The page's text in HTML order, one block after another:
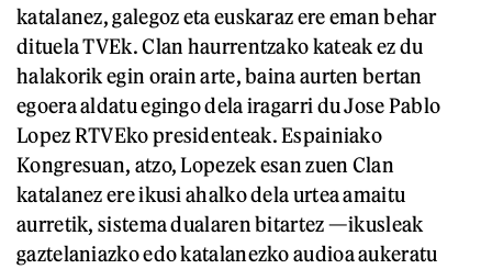
katalanez, galegoz eta euskaraz ere eman behar
dituela TVEk. Clan haurrentzako kateak ez du
halakorik egin orain arte, baina aurten bertan
egoera aldatu egingo dela iragarri du Jose Pablo
Lopez RTVEko presidenteak. Espainiako
Kongresuan, atzo, Lopezek esan zuen Clan
katalanez ere ikusi ahalko dela urtea amaitu
aurretik, sistema dualaren bitartez —ikusleak
gaztelaniazko edo katalanezko audioa aukeratu